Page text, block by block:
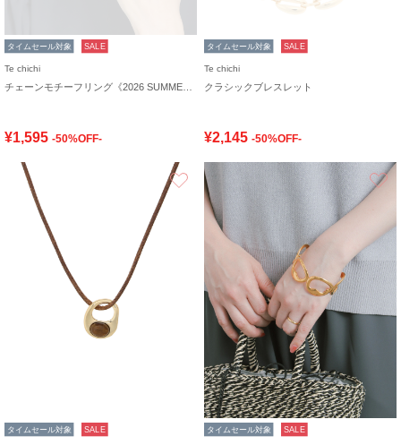
タイムセール対象 SALE
Te chichi
¥1,595 -50%OFF-
タイムセール対象 SALE
Te chichi
クラシックブレスレット
¥2,145 -50%OFF-
お気に入り
タイムセール対象 SALE タイムセール対象 SALE